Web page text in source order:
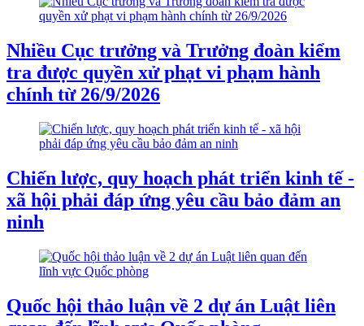
Nhiều Cục trưởng và Trưởng đoàn kiểm
tra được quyền xử phạt vi phạm hành
chính từ 26/9/2026
Chiến lược, quy hoạch phát triển kinh tế -
xã hội phải đáp ứng yêu cầu bảo đảm an
ninh
Quốc hội thảo luận về 2 dự án Luật liên